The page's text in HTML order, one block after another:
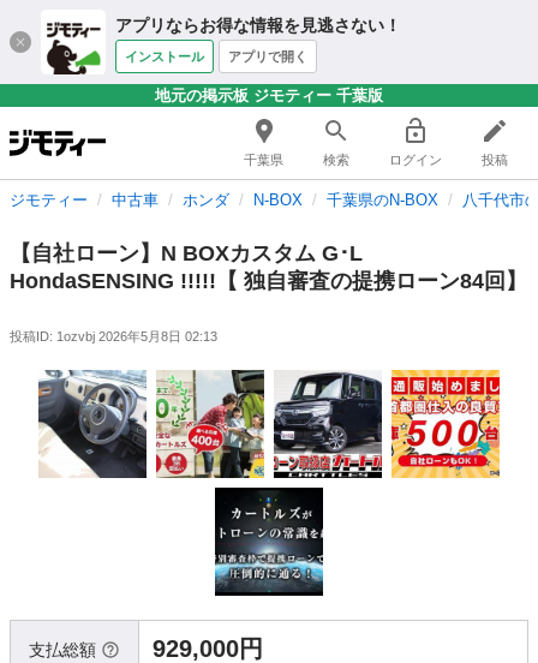
アプリならお得な情報を見逃さない！
インストール アプリで開く
地元の掲示板 ジモティー 千葉版
千葉県 検索 ログイン 投稿
ジモティー 中古車 ホンダ N-BOX 千葉県のN-BOX 八千代市
【自社ローン】N BOXカスタム G･L
HondaSENSING !!!!!【 独自審査の提携ローン84回】
投稿ID: 1ozvbj 2026年5月8日 02:13
支払総額 929,000円